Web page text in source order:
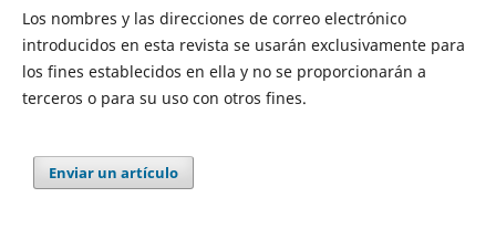
Los nombres y las direcciones de correo electrónico
introducidos en esta revista se usarán exclusivamente para
los fines establecidos en ella y no se proporcionarán a
terceros o para su uso con otros fines.
Enviar un artículo